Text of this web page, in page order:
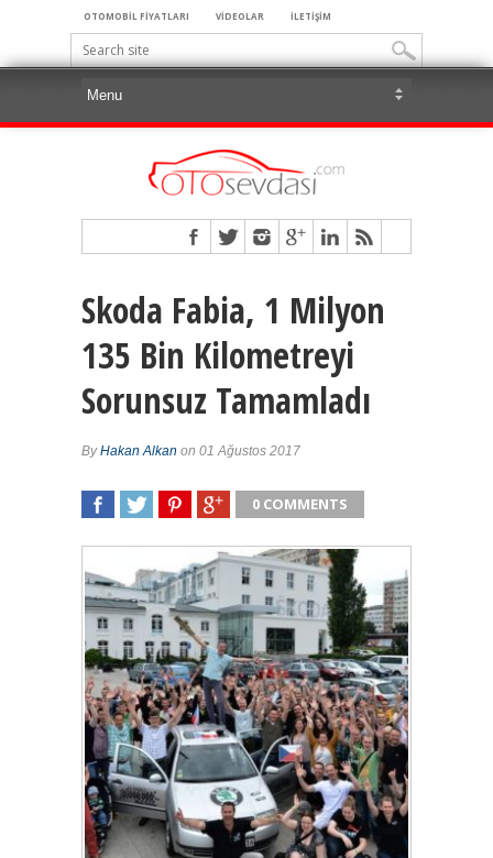
OTOMOBİL FİYATLARI VİDEOLAR İLETİŞİM
Skoda Fabia, 1 Milyon
135 Bin Kilometreyi
Sorunsuz Tamamladı
ByHakan Alkan on 01 Ağustos 2017
0 COMMENTS